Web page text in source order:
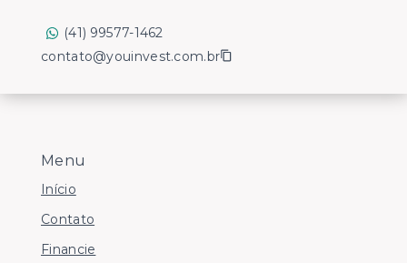
Menu
Início
Contato
Financie
(41) 99577-1462
contato@youinvest.com.br